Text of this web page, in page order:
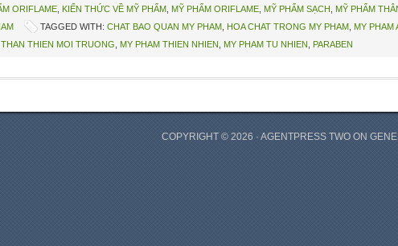
ORIFLAME KIẾN THỨC VỀ MỸ PHẨM MỸ PHẨM ORIFLAME MỸ PHẨM SẠCH MỸ PHẨM
TAGGED WITH: CHAT BAO QUAN MY PHAM HOA CHAT TRONG MY PHAM MY PHAM
THAN THIEN MOI TRUONG MY PHAM THIEN NHIEN MY PHAM TU NHIEN PARABEN
COPYRIGHT © 2026 ·AGENTPRESS TWOON